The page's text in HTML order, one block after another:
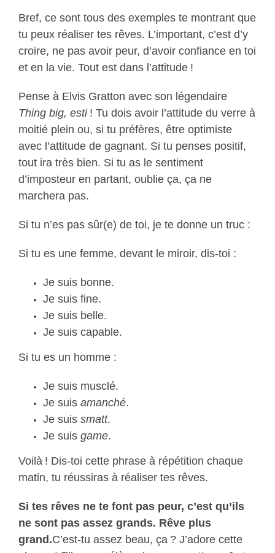
Bref, ce sont tous des exemples te montrant que
tu peux réaliser tes rêves. L’important, c’est d’y
croire, ne pas avoir peur, d’avoir confiance en toi
et en la vie. Tout est dans l’attitude !
Pense à Elvis Gratton avec son légendaire
Thing big, esti! Tu dois avoir l’attitude du verre à
moitié plein ou, si tu préfères, être optimiste
avec l’attitude de gagnant. Si tu penses positif,
tout ira très bien. Si tu as le sentiment
d’imposteur en partant, oublie ça, ça ne
marchera pas.
Si tu n’es pas sûr(e) de toi, je te donne un truc :
Si tu es une femme, devant le miroir, dis-toi :
Je suis bonne.
Je suis fine.
Je suis belle.
Je suis capable.
Si tu es un homme :
Je suis musclé.
Je suis amanché.
Je suis smatt.
Je suis game.
Voilà ! Dis-toi cette phrase à répétition chaque
matin, tu réussiras à réaliser tes rêves.
Si tes rêves ne te font pas peur, c’est qu’ils
ne sont pas assez grands. Rêve plus
grand.C’est-tu assez beau, ça ? J’adore cette